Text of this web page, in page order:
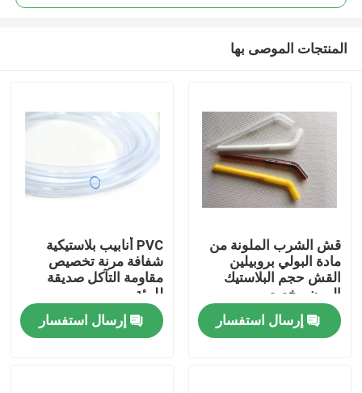
المنتجات الموصى بها
قش الشرب الملونة من
مادة البولي بروبيلين
القش حجم البلاستيك
المرن مخصص
إرسال استفسار
PVC أنابيب بلاستيكية
شفافة مرنة تخصيص
مقاومة التآكل صديقة
للبيئة
إرسال استفسار